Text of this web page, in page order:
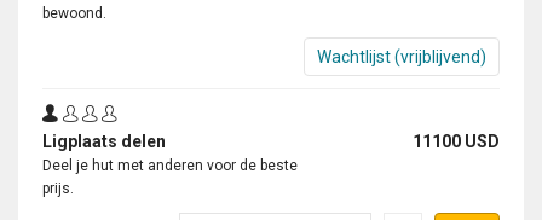
bewoond.
Wachtlijst (vrijblijvend)
Ligplaats delen 11100 USD
Deel je hut met anderen voor de beste
prijs.